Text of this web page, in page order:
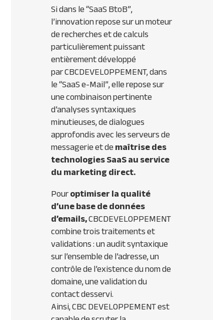
Si dans le “SaaS BtoB”,
l’innovation repose sur un moteur
de recherches et de calculs
particulièrement puissant
entièrement développé
parCBCDEVELOPPEMENT, dans
le “SaaS e-Mail”, elle repose sur
une combinaison pertinente
d’analyses syntaxiques
minutieuses, de dialogues
approfondis avec les serveurs de
messagerie et demaîtrise des
technologies SaaS au service
du marketing direct.
Pouroptimiser la qualité
d’une base de données
d’emails,CBCDEVELOPPEMENT
combine trois traitements et
validations : un audit syntaxique
sur l’ensemble de l’adresse, un
contrôle de l’existence du nom de
domaine, une validation du
contact desservi.
Ainsi,CBCDEVELOPPEMENTest